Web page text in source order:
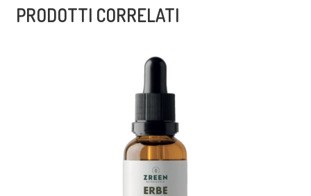
PRODOTTI CORRELATI